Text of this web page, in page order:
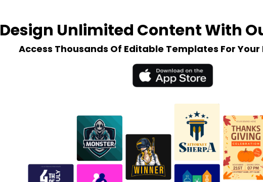
Design Unlimited Content With
Access Thousands Of Editable Templates For Your